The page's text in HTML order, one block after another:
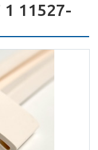
11527-